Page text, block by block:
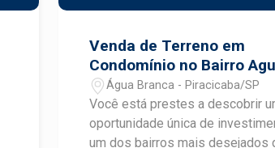
Venda de Terreno em
Condomínio no Bairro
Branca
Água Branca - Piracicaba/SP
Você está prestes a descobrir
oportunidade única de
um dos bairros mais desejados